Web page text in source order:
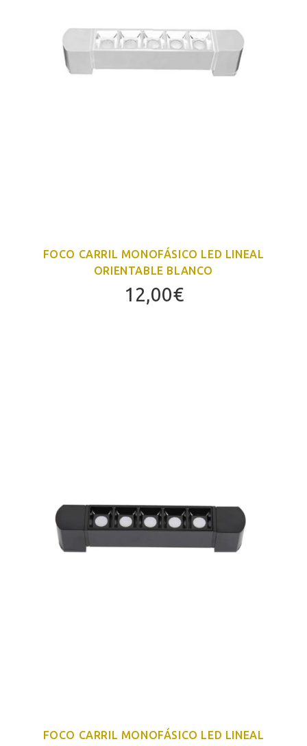
FOCO CARRIL MONOFÁSICO LED LINEAL
ORIENTABLE BLANCO
12,00€
FOCO CARRIL MONOFÁSICO LED LINEAL